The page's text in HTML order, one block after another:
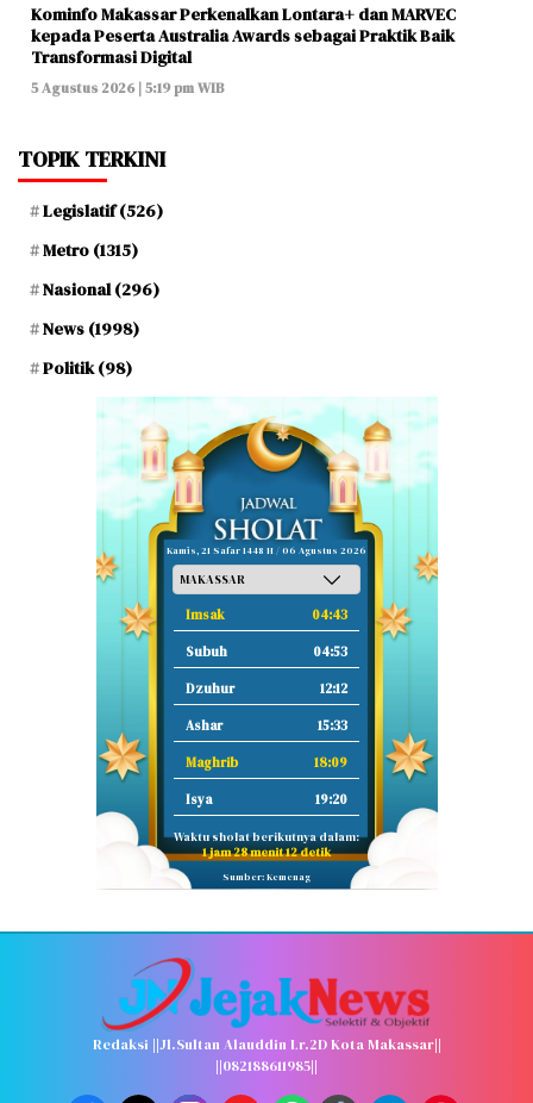
Kominfo Makassar Perkenalkan Lontara+ dan MARVEC
kepada Peserta Australia Awards sebagai Praktik Baik
Transformasi Digital
5 Agustus 2026 | 5:19 pm WIB
TOPIK TERKINI
Legislatif(526)
Metro (1315)
Nasional(296)
News (1998)
Politik(98)
Kamis, 21 Safar 1448 H / 06 Agustus 2026
Imsak 04:43
Subuh 04:53
Dzuhur 12:12
Ashar 15:33
Maghrib 18:09
Isya 19:20
Waktu sholat berikutnya dalam:
1 jam 28 menit 11 detik
Sumber: Kemenag
Redaksi ||Jl.Sultan Alauddin Lr.2D Kota Makassar||
||082188611985||